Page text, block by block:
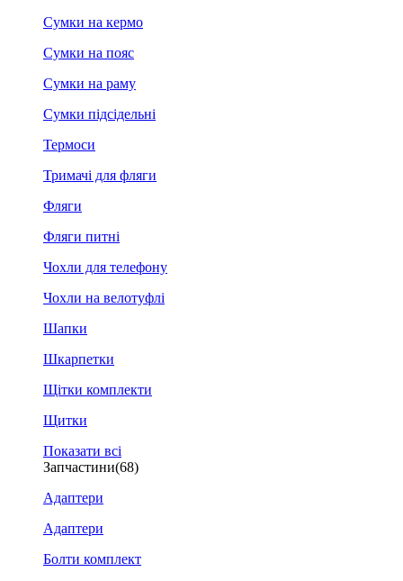
Сумки на кермо
Сумки на пояс
Сумки на раму
Сумки підсідельні
Термоси
Тримачі для фляги
Фляги
Фляги питні
Чохли для телефону
Чохли на велотуфлі
Шапки
Шкарпетки
Щітки комплекти
Щитки
Показати всі
Запчастини(68)
Адаптери
Адаптери
Болти комплект